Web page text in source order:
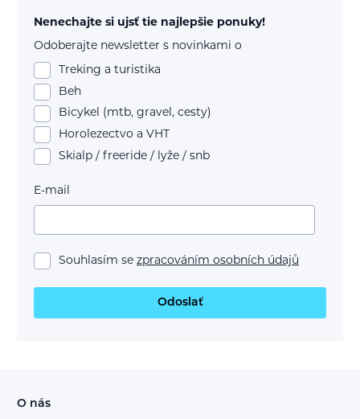
Nenechajte si ujsť tie najlepšie ponuky!
Odoberajte newsletter s novinkami o
Treking a turistika
Beh
Bicykel (mtb, gravel, cesty)
Horolezectvo a VHT
Skialp / freeride / lyže / snb
E-mail
Souhlasím se zpracováním osobních údajů
Odoslať
O nás